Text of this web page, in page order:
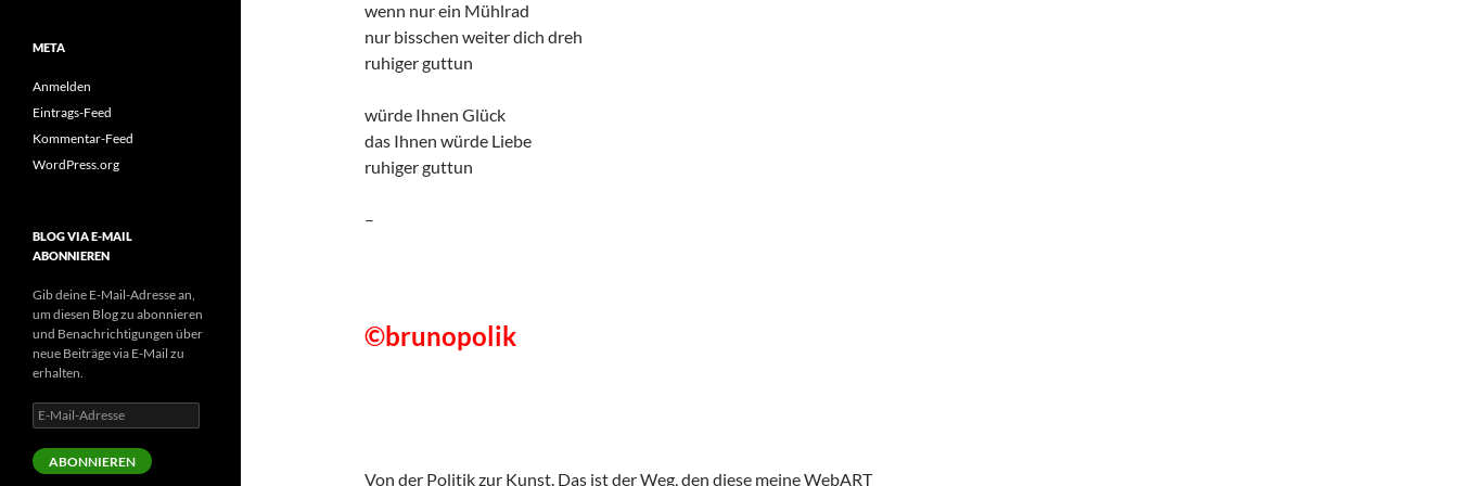
wenn nur ein Mühlrad
nur bisschen weiter dich dreh
ruhiger guttun
würde Ihnen Glück
das Ihnen würde Liebe
ruhiger guttun
–
©brunopolik
Von der Politik zur Kunst. Das ist der Weg, den diese meine WebART
META
Anmelden
Eintrags-Feed
Kommentar-Feed
WordPress.org
BLOG VIA E-MAIL
ABONNIEREN
Gib deine E-Mail-Adresse an,
um diesen Blog zu abonnieren
und Benachrichtigungen über
neue Beiträge via E-Mail zu
erhalten.
E-
Mail-
Adresse
ABONNIEREN